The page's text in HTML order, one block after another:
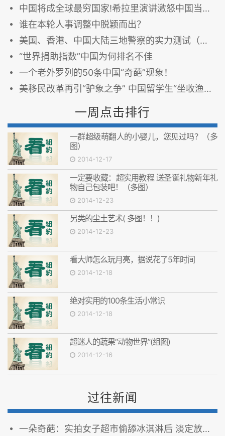
中国将成全球最穷国家!希拉里演讲激怒中国当政者
谁在本轮人事调整中脱颖而出？
美国、香港、中国大陆三地警察的实力测试（差点笑死）
“世界捐助指数”中国为何排名不佳
一个老外罗列的50条中国“奇葩”现象！
美移民改革再引“驴象之争” 中国留学生“坐收渔利”
一周点击排行
一群超级萌翻人的小婴儿，您见过吗？（多
图）
2014-12-17
一定要收藏：超实用教程 送圣诞礼物新年礼
物自己包装吧！（多图）
2014-12-23
另类的尘土艺术( 多图！！)
2014-12-23
看大师怎么玩月亮，据说花了5年时间
2014-12-18
绝对实用的100条生活小常识
2014-12-18
超迷人的蔬果“动物世界”(组图)
2014-12-16
过往新闻
一朵奇葩：实拍女子超市偷舔冰淇淋后 淡定放回冰柜(组图／视频)